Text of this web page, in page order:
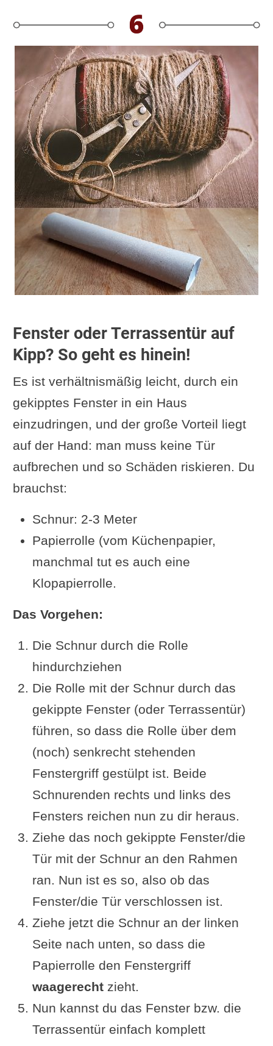
Fenster oder Terrassentür auf
Kipp? So geht es hinein!
Es ist verhältnismäßig leicht, durch ein
gekipptes Fenster in ein Haus
einzudringen, und der große Vorteil liegt
auf der Hand: man muss keine Tür
aufbrechen und so Schäden riskieren. Du
brauchst:
Schnur: 2-3 Meter
Papierrolle (vom Küchenpapier,
manchmal tut es auch eine
Klopapierrolle.
Das Vorgehen:
Die Schnur durch die Rolle
hindurchziehen
Die Rolle mit der Schnur durch das
gekippte Fenster (oder Terrassentür)
führen, so dass die Rolle über dem
(noch) senkrecht stehenden
Fenstergriff gestülpt ist. Beide
Schnurenden rechts und links des
Fensters reichen nun zu dir heraus.
Ziehe das noch gekippte Fenster/die
Tür mit der Schnur an den Rahmen
ran. Nun ist es so, also ob das
Fenster/die Tür verschlossen ist.
Ziehe jetzt die Schnur an der linken
Seite nach unten, so dass die
Papierrolle den Fenstergriff
waagerechtzieht.
Nun kannst du das Fenster bzw. die
Terrassentür einfach komplett